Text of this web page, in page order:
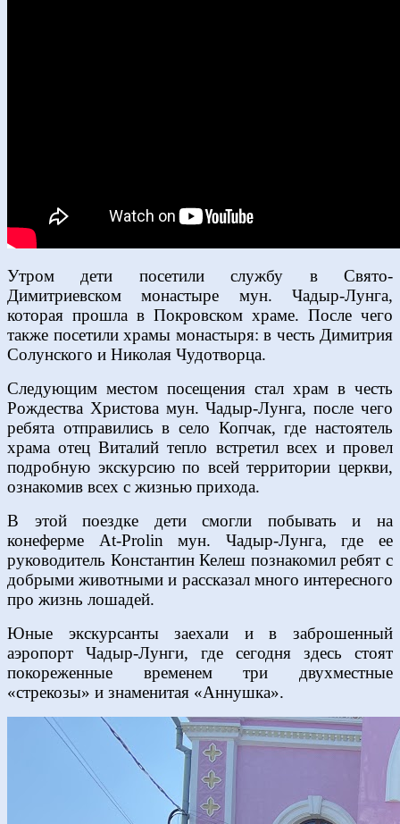
Утром дети посетили службу в Свято-
Димитриевском монастыре мун. Чадыр-Лунга,
которая прошла в Покровском храме. После чего
также посетили храмы монастыря: в честь Димитрия
Солунского и Николая Чудотворца.
Следующим местом посещения стал храм в честь
Рождества Христова мун. Чадыр-Лунга, после чего
ребята отправились в село Копчак, где настоятель
храма отец Виталий тепло встретил всех и провел
подробную экскурсию по всей территории церкви,
ознакомив всех с жизнью прихода.
В этой поездке дети смогли побывать и на
конеферме At-Prolin мун. Чадыр-Лунга, где ее
руководитель Константин Келеш познакомил ребят с
добрыми животными и рассказал много интересного
про жизнь лошадей.
Юные экскурсанты заехали и в заброшенный
аэропорт Чадыр-Лунги, где сегодня здесь стоят
покореженные временем три двухместные
«стрекозы» и знаменитая «Аннушка».